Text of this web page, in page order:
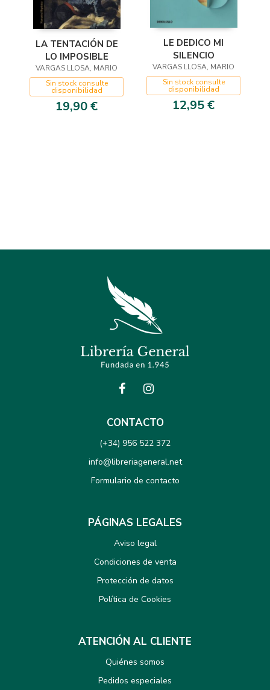
LA TENTACIÓN DE
LO IMPOSIBLE
VARGAS LLOSA, MARIO
Sin stock consulte
disponibilidad
19,90 €
LE DEDICO MI
SILENCIO
VARGAS LLOSA, MARIO
Sin stock consulte
disponibilidad
12,95 €
CONTACTO
(+34) 956 522 372
info@libreriageneral.net
Formulario de contacto
PÁGINAS LEGALES
Aviso legal
Condiciones de venta
Protección de datos
Política de Cookies
ATENCIÓN AL CLIENTE
Quiénes somos
Pedidos especiales